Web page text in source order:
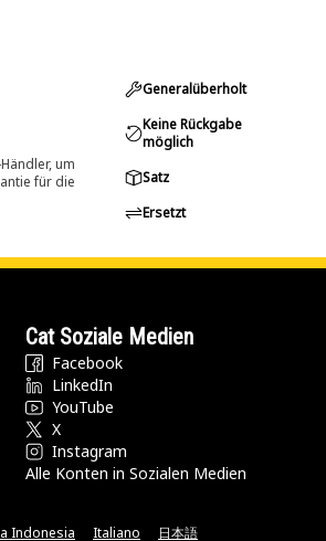
um
für die
Generalüberholt
Keine Rückgabe
möglich
Satz
Ersetzt
Cat Soziale Medien
Facebook
LinkedIn
YouTube
X
Instagram
Alle Konten in Sozialen Medien
Indonesia Italiano 日本語